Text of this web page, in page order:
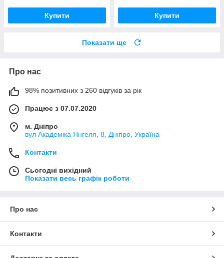
Купити Купити
Показати ще
Про нас
98% позитивних з 260 відгуків за рік
Працює з 07.07.2020
м. Дніпро
вул Академіка Янгеля, 8, Дніпро, Україна
Контакти
Сьогодні вихідний
Показати весь графік роботи
Про нас
Контакти